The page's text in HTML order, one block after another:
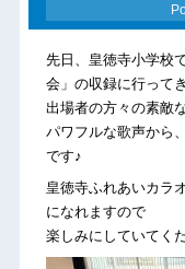
先日、皇徳寺小学校
会」の収録に行って
出場者の方々の素敵
パワフルな歌声から
です♪
皇徳寺ふれあいカラ
になれますので
楽しみにしていてく